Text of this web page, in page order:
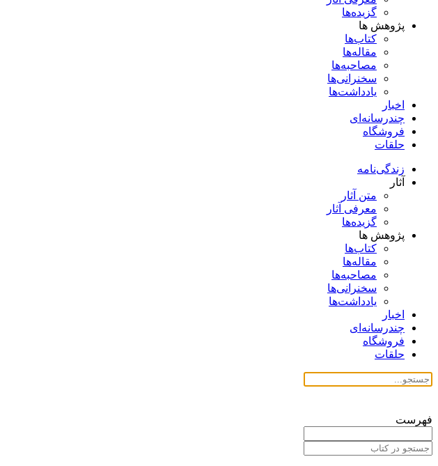
گزیده‌ها
پژوهش ها
کتاب‌ها
مقاله‌ها
مصاحبه‌ها
سخنرانی‌ها
یادداشت‌ها
اخبار
چندرسانه‌ای
فروشگاه
حلقات
زندگی‌نامه
آثار
متن آثار
معرفی آثار
گزیده‌ها
پژوهش ها
کتاب‌ها
مقاله‌ها
مصاحبه‌ها
سخنرانی‌ها
یادداشت‌ها
اخبار
چندرسانه‌ای
فروشگاه
حلقات
فهرست